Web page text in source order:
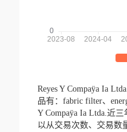
Reyes Y Compaÿa Ia
品有：fabric filter、
Y Compaÿa Ia Ltda.近
以从交易次数、交易数